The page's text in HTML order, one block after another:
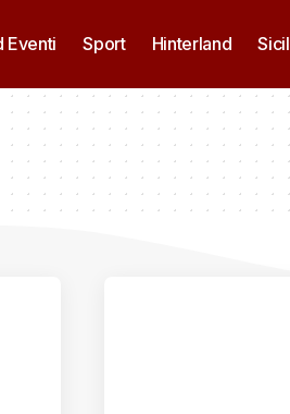
Eventi Sport Hinterland